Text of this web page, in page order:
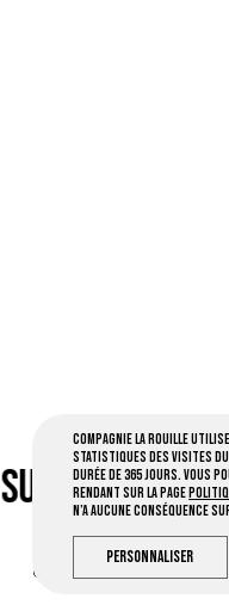
FB •CLIC•
Compagnie la Rouille © 2026
Compagnie la Rouille
statistiques des visites
durée de 365 jours. Vous
rendant sur la page
n’a aucune conséquence
Personnaliser